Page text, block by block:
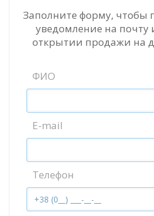
Заполните форму, чтобы
уведомление на почту
открытии продажи на
ФИО
E-mail
Телефон